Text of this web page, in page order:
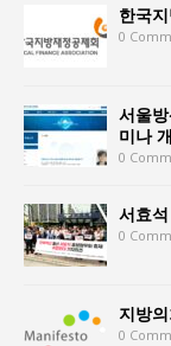
한국
0
서울
미나
0
서효
0
지방
0